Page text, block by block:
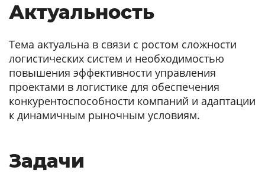
Актуальность
Тема актуальна в связи с ростом сложности
логистических систем и необходимостью
повышения эффективности управления
проектами в логистике для обеспечения
конкурентоспособности компаний и адаптации
к динамичным рыночным условиям.
Задачи